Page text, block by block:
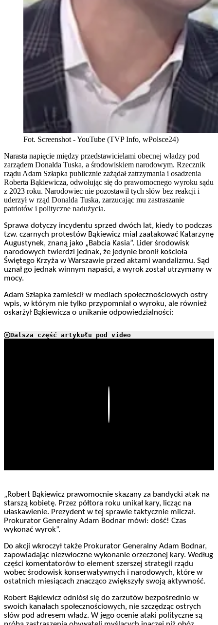
Fot. Screenshot - YouTube (TVP Info, wPolsce24)
Narasta napięcie między przedstawicielami obecnej władzy pod
zarządem Donalda Tuska, a środowiskiem narodowym. Rzecznik
rządu Adam Szłapka publicznie zażądał zatrzymania i osadzenia
Roberta Bąkiewicza, odwołując się do prawomocnego wyroku sądu
z 2023 roku. Narodowiec nie pozostawił tych słów bez reakcji i
uderzył w rząd Donalda Tuska, zarzucając mu zastraszanie
patriotów i polityczne nadużycia.
Sprawa dotyczy incydentu sprzed dwóch lat, kiedy to podczas
tzw. czarnych protestów Bąkiewicz miał zaatakować Katarzynę
Augustynek, znaną jako „Babcia Kasia”. Lider środowisk
narodowych twierdzi jednak, że jedynie bronił kościoła
Świętego Krzyża w Warszawie przed aktami wandalizmu. Sąd
uznał go jednak winnym napaści, a wyrok został utrzymany w
mocy.
Adam Szłapka zamieścił w mediach społecznościowych ostry
wpis, w którym nie tylko przypomniał o wyroku, ale również
oskarżył Bąkiewicza o unikanie odpowiedzialności:
Dalsza część artykułu pod video
„Robert Bąkiewicz prawomocnie skazany za bandycki atak na
starszą kobietę. Przez półtora roku unikał kary, licząc na
ułaskawienie. Prezydent w tej sprawie taktycznie milczał.
Prokurator Generalny Adam Bodnar mówi: dość! Czas
wykonać wyrok”.
Do akcji wkroczył także Prokurator Generalny Adam Bodnar,
zapowiadając niezwłoczne wykonanie orzeczonej kary. Według
części komentatorów to element szerszej strategii rządu
wobec środowisk konserwatywnych i narodowych, które w
ostatnich miesiącach znacząco zwiększyły swoją aktywność.
Robert Bąkiewicz odniósł się do zarzutów bezpośrednio w
swoich kanałach społecznościowych, nie szczędząc ostrych
słów pod adresem władz. W jego ocenie ataki polityczne są